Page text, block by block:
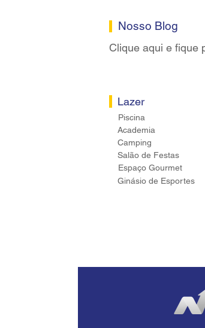
Nosso Blog
Clique aqui e fique
Lazer
Piscina
Academia
Camping
Salão de Festas
Espaço Gourmet
Ginásio de Esportes